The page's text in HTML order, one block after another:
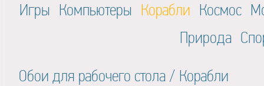
Игры Компьютеры Корабли Космос
Природа
Обои для рабочего стола / Корабли